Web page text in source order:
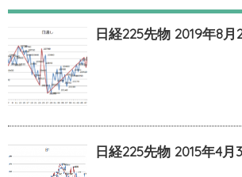
日経225先物 2019年8月
日経225先物 2015年4月